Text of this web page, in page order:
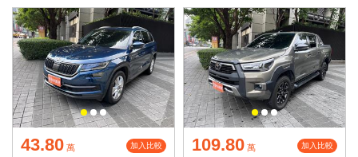
43.80 萬 加入比較 109.80 萬 加入比較